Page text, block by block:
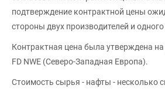
подтверждение контрактной цены
стороны двух производителей и одного
Контрактная цена была утверждена на
FD NWE (Северо-Западная Европа).
Стоимость сырья - нафты - несколько